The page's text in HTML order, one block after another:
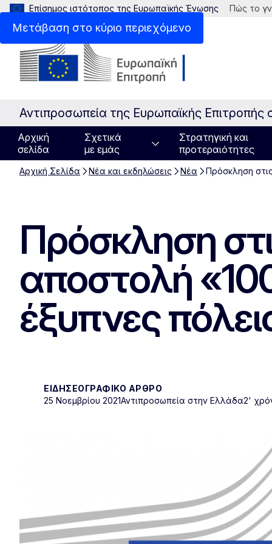
Μετάβαση στο κύριο περιεχόμενο
Επίσημος ιστότοπος της Ευρωπαϊκής Ένωσης Πώς το
Αντιπροσωπεία της Ευρωπαϊκής
Αρχική
σελίδα
Σχετικά
με εμάς
Στρατηγική και
προτεραιότητες
Αρχική Σελίδα Νέα και εκδηλώσεις Νέα Πρόσκληση
Πρόσκληση
αποστολή
έξυπνες
ΕΙΔΗΣΕΟΓΡΑΦΙΚΌ ΆΡΘΡΟ
25 Νοεμβρίου 2021Αντιπροσωπεία στην Ελλάδα2'